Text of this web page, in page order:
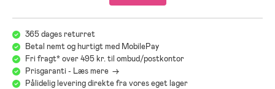
-Meget opbevaringsplads.
-Koblingsstik til tilslutning til cykel
-Et regnslag medfølger.
-Maksimal højde på barnet: 111 cm
-Maksimal vægt pr. barn: 22 kg
-Maksimal belastning: 44 kg
365 dages returret
Betal nemt og hurtigt med MobilePay
Fri fragt* over 495 kr. til ombud/postkontor
Prisgaranti - Læs mere ->
Pålidelig levering direkte fra vores eget lager